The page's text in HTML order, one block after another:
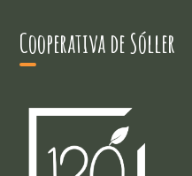
Cooperativa de Sóller